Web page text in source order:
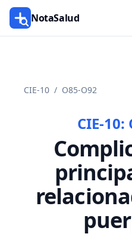
NotaSalud
CIE-10 / O85-O92
CIE-10: